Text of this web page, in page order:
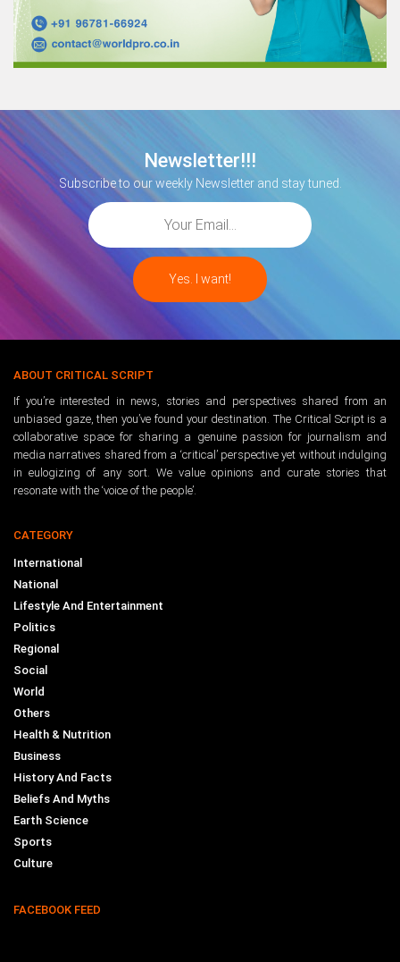
Newsletter!!!
Subscribe to our weekly Newsletter and stay tuned.
ABOUT CRITICAL SCRIPT
If you’re interested in news, stories and perspectives shared from an
unbiased gaze, then you’ve found your destination. The Critical Script is a
collaborative space for sharing a genuine passion for journalism and
media narratives shared from a ‘critical’ perspective yet without indulging
in eulogizing of any sort. We value opinions and curate stories that
resonate with the ‘voice of the people’.
CATEGORY
International
National
Lifestyle And Entertainment
Politics
Regional
Social
World
Others
Health & Nutrition
Business
History And Facts
Beliefs And Myths
Earth Science
Sports
Culture
FACEBOOK FEED